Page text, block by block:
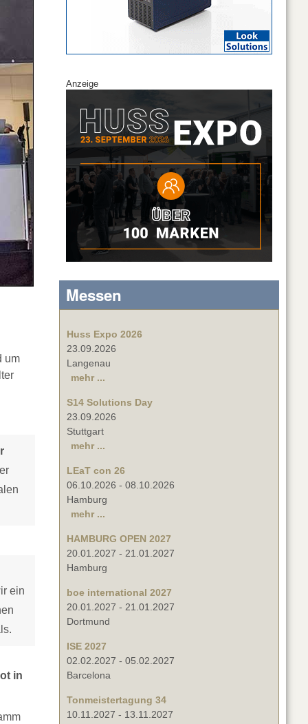
um
ein
in
Anzeige
Messen
Huss Expo 2026
23.09.2026
Langenau
mehr ...
S14 Solutions Day
23.09.2026
Stuttgart
mehr ...
LEaT con 26
06.10.2026 - 08.10.2026
Hamburg
mehr ...
HAMBURG OPEN 2027
20.01.2027 - 21.01.2027
Hamburg
boe international 2027
20.01.2027 - 21.01.2027
Dortmund
ISE 2027
02.02.2027 - 05.02.2027
Barcelona
Tonmeistertagung 34
10.11.2027 - 13.11.2027